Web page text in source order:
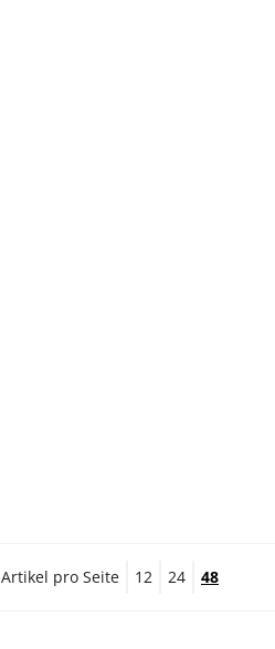
Artikel pro Seite 12 24 48